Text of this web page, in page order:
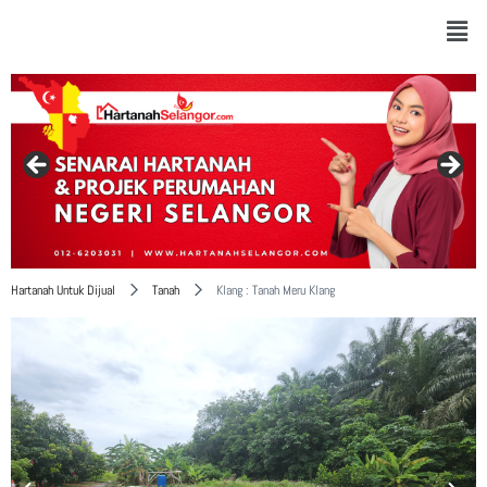
Hartanah Untuk Dijual Tanah Klang : Tanah Meru Klang